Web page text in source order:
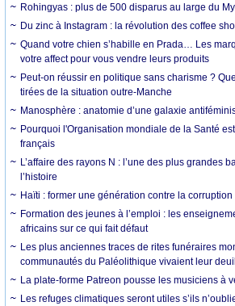
Rohingyas : plus de 500 disparus au large du
Du zinc à Instagram : la révolution des coffee
Quand votre chien s’habille en Prada… Les
votre affect pour vous vendre leurs produits
Peut-on réussir en politique sans charisme ?
tirées de la situation outre-Manche
Manosphère : anatomie d’une galaxie
Pourquoi l'Organisation mondiale de la Santé
français
L’affaire des rayons N : l’une des plus grandes
l’histoire
Haïti : former une génération contre la corruption
Formation des jeunes à l’emploi : les
africains sur ce qui fait défaut
Les plus anciennes traces de rites funéraires
communautés du Paléolithique vivaient leur
La plate-forme Patreon pousse les musiciens à
Les refuges climatiques seront utiles s’ils